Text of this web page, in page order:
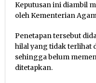
Keputusan ini diambil
oleh Kementerian
Penetapan tersebut
hilal yang tidak terlihat
sehingga belum
ditetapkan.